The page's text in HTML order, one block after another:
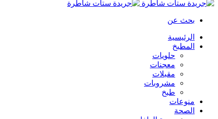
بحث عن
الرئيسية
المطبخ
حلويات
معجنات
مقبلات
مشروبات
طبخ
منوعات
الصحة